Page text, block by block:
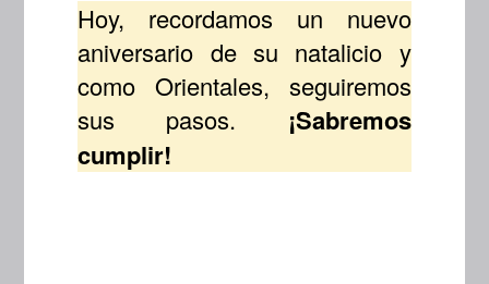
Hoy, recordamos un nuevo
aniversario de su natalicio y
como Orientales, seguiremos
sus pasos. ¡Sabremos
cumplir!